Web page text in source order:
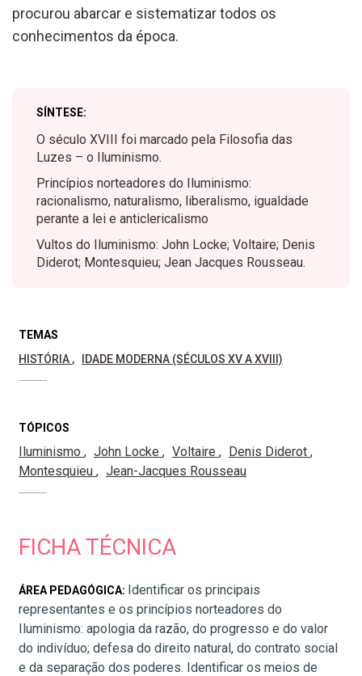
procurou abarcar e sistematizar todos os
conhecimentos da época.
SÍNTESE:
O século XVIII foi marcado pela Filosofia das
Luzes – o Iluminismo.
Princípios norteadores do Iluminismo:
racionalismo, naturalismo, liberalismo, igualdade
perante a lei e anticlericalismo
Vultos do Iluminismo: John Locke; Voltaire; Denis
Diderot; Montesquieu; Jean Jacques Rousseau.
TEMAS
HISTÓRIA
IDADE MODERNA (SÉCULOS XV A XVIII)
TÓPICOS
Iluminismo John Locke Voltaire
Denis Diderot
Montesquieu
Jean-Jacques Rousseau
FICHA TÉCNICA
ÁREA PEDAGÓGICA: Identificar os principais
representantes e os princípios norteadores do
Iluminismo: apologia da razão, do progresso e do valor
do indivíduo; defesa do direito natural, do contrato social
e da separação dos poderes. Identificar os meios de